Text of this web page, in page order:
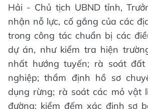
Hải - Chủ tịch UBND tỉnh,
nhận nỗ lực, cố gắng của các
trong công tác chuẩn bị các
dự án, như kiểm tra hiện
nhất hướng tuyến; rà soát
nghiệp; thẩm định hồ sơ
dụng rừng; rà soát các mỏ vật
đường; kiểm đếm xác định sơ